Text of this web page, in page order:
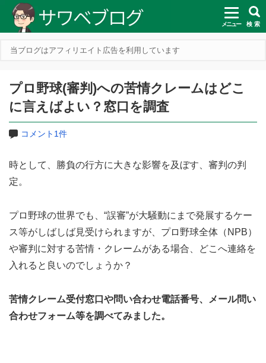
メニュー 検 索
当ブログはアフィリエイト広告を利用しています
プロ野球(審判)への苦情クレームはどこ
に言えばよい？窓口を調査
コメント1件
時として、勝負の行方に大きな影響を及ぼす、審判の判
定。
プロ野球の世界でも、“誤審”が大騒動にまで発展するケー
ス等がしばしば見受けられますが、プロ野球全体（NPB）
や審判に対する苦情・クレームがある場合、どこへ連絡を
入れると良いのでしょうか？
苦情クレーム受付窓口や問い合わせ電話番号、メール問い
合わせフォーム等を調べてみました。